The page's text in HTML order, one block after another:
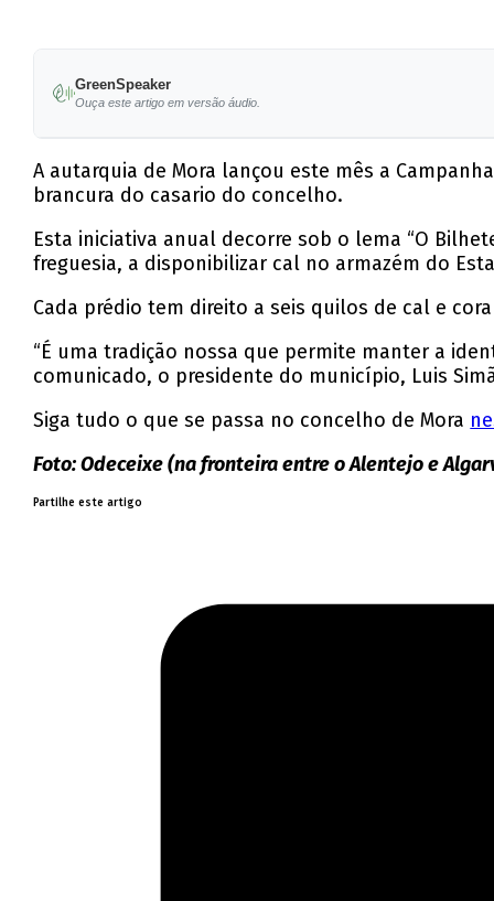
GreenSpeaker
Ouça este artigo em versão áudio.
A autarquia de Mora lançou este mês a
brancura do casario do concelho.
Esta iniciativa anual decorre sob o lema “O
freguesia, a disponibilizar cal no armazém do
Cada prédio tem direito a seis quilos de cal e
“É uma tradição nossa que permite manter a
comunicado, o presidente do município, Luis
Siga tudo o que se passa no concelho de Mora
Foto: Odeceixe (na fronteira entre o Alentejo e
Partilhe este artigo